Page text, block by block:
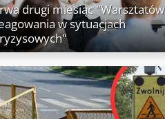
drugi miesiąc "Warsztatów
w sytuacjach